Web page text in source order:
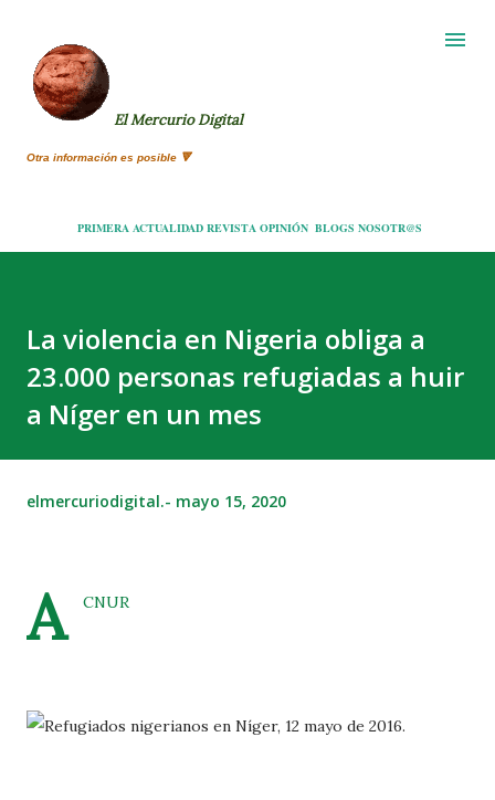
El Mercurio Digital
Otra información es posible 🔻
PRIMERA ACTUALIDAD REVISTA OPINIÓN BLOGS NOSOTR@S
La violencia en Nigeria obliga a
23.000 personas refugiadas a huir
a Níger en un mes
elmercuriodigital.- mayo 15, 2020
A CNUR